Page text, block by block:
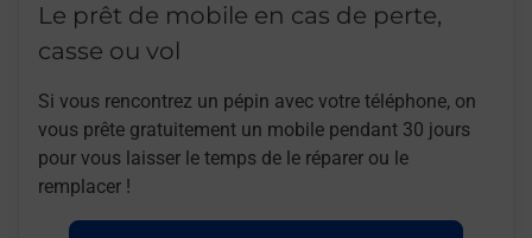
Le prêt de mobile en cas de perte,
casse ou vol
Si vous rencontrez un pépin avec votre téléphone, on
vous prête gratuitement un mobile pendant 30 jours
pour vous laisser le temps de le réparer ou le
remplacer !